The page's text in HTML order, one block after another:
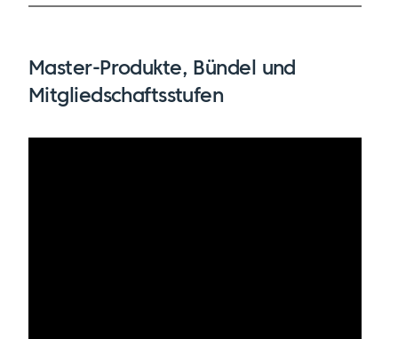
Master-Produkte, Bündel und
Mitgliedschaftsstufen